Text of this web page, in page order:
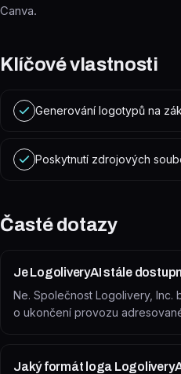
Canva.
Klíčové vlastnosti
Generování logotypů na
Poskytnutí zdrojových
Časté dotazy
Je LogoliveryAI stále
Ne. Společnost Logolivery,
o ukončení provozu
Jaký formát loga